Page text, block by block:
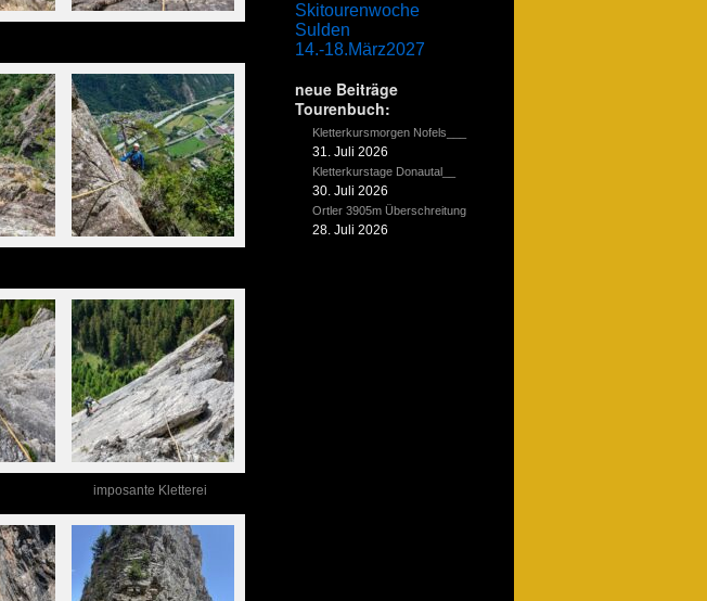
Skitourenwoche
Sulden
14.-18.März2027
neue Beiträge
Tourenbuch:
Kletterkursmorgen Nofels___
31. Juli 2026
Kletterkurstage Donautal__
30. Juli 2026
Ortler 3905m Überschreitung
28. Juli 2026
imposante Kletterei